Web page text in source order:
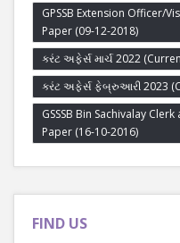
GPSSB Extension Officer/
Paper (09-12-2018)
કરંટ અફેર્સ માર્ચ 2022
કરંટ અફેર્સ ફેબ્રુઆરી 2023
GSSSB Bin Sachivalay
Paper (16-10-2016)
FIND US